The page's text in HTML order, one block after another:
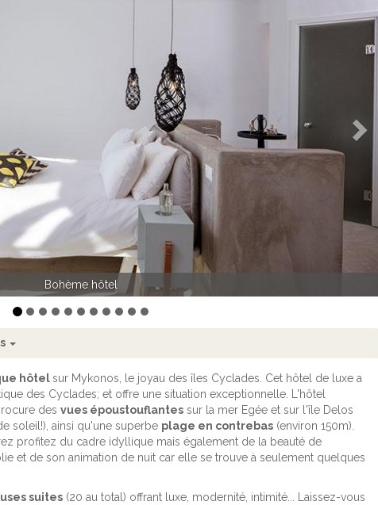
Bohème hôtel
Bohème hôtel
hôtelsur Mykonos, le joyau des îles Cyclades. Cet hôtel de luxe a
des Cyclades; et offre une situation exceptionnelle. L'hôtel
des vues époustouflantes sur la mer Egée et sur l'île Delos
soleil!), ainsi qu'une superbe plage en contrebas (environ 150m).
profitez du cadre idyllique mais également de la beauté de
et de son animation de nuit car elle se trouve à seulement quelques
suites (20 au total) offrant luxe, modernité, intimité... Laissez-vous